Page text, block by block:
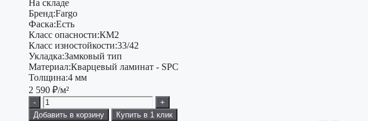
На складе
Бренд:Fargo
Фаска:Есть
Класс опасности:КМ2
Класс изностойкости:33/42
Укладка:Замковый тип
Материал:Кварцевый ламинат - SPC
Толщина:4 мм
2 590 ₽/м²
-
+
Добавить в корзину
Купить в 1 клик